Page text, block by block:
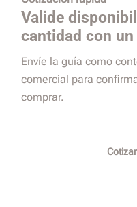
Valide
cantidad con
Envíe la guía como
comercial para
comprar.